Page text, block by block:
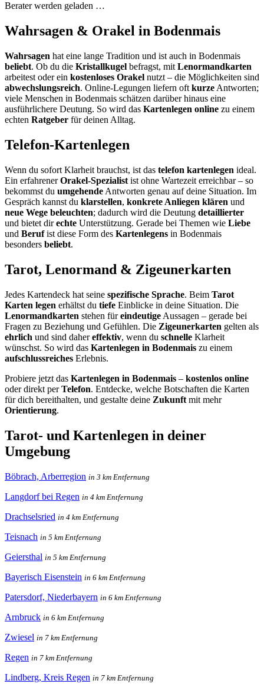
Berater werden geladen …
Wahrsagen & Orakel in Bodenmais
Wahrsagen hat eine lange Tradition und ist auch in Bodenmais
beliebt. Ob du die Kristallkugel befragst, mit Lenormandkarten
arbeitest oder ein kostenloses Orakel nutzt – die Möglichkeiten sind
abwechslungsreich. Online-Legungen liefern oft kurze Antworten;
viele Menschen in Bodenmais schätzen darüber hinaus eine
ausführlichere Deutung. So wird das Kartenlegen online zu einem
echten Ratgeber für deinen Alltag.
Telefon-Kartenlegen
Wenn du sofort Klarheit brauchst, ist das telefon kartenlegen ideal.
Ein erfahrenerOrakel-Spezialist ist ohne Wartezeit erreichbar – so
bekommst du umgehende Antworten genau auf deine Situation. Im
Gespräch kannst du klarstellen, konkrete Anliegen klären und
neue Wege beleuchten; dadurch wird die Deutung detaillierter
und bietet direchte Unterstützung. Gerade bei Themen wie Liebe
und Berufist diese Form des Kartenlegens in Bodenmais
besonders beliebt.
Tarot, Lenormand & Zigeunerkarten
Jedes Kartendeck hat seine spezifische Sprache. Beim Tarot
Karten legen erhältst du tiefe Einblicke in deine Situation. Die
Lenormandkarten stehen füreindeutige Aussagen – gerade bei
Fragen zu Beziehung und Gefühlen. Die Zigeunerkarten gelten als
ehrlich und sind dahereffektiv, wenn du schnelle Klarheit
wünschst. So wird das Kartenlegen in Bodenmais zu einem
aufschlussreiches Erlebnis.
Probiere jetzt das Kartenlegen in Bodenmais – kostenlos online
oder direkt perTelefon. Entdecke, welche Botschaften die Karten
für dich bereithalten, und gestalte deine Zukunft mit mehr
Orientierung.
Tarot- und Kartenlegen in deiner
Umgebung
Böbrach, Arberregion in 3 km Entfernung
Langdorf bei Regen in 4 km Entfernung
Drachselsried in 4 km Entfernung
Teisnach in 5 km Entfernung
Geiersthal in 5 km Entfernung
Bayerisch Eisenstein in 6 km Entfernung
Patersdorf, Niederbayern in 6 km Entfernung
Arnbruck in 6 km Entfernung
Zwiesel in 7 km Entfernung
Regen in 7 km Entfernung
Lindberg, Kreis Regen in 7 km Entfernung